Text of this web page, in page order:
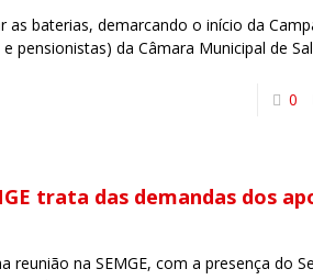
as baterias, demarcando o início da
pensionistas) da Câmara Municipal de
0
trata das demandas dos
reunião na SEMGE, com a presença do